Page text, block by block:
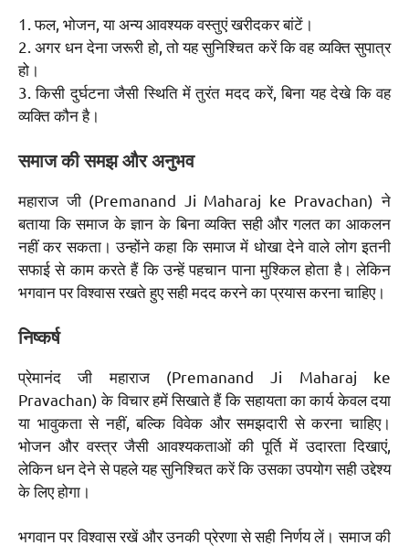
1. फल, भोजन, या अन्य आवश्यक वस्तुएं खरीदकर बांटें।
2. अगर धन देना जरूरी हो, तो यह सुनिश्चित करें कि वह व्यक्ति सुपात्र
हो।
3. किसी दुर्घटना जैसी स्थिति में तुरंत मदद करें, बिना यह देखे कि वह
व्यक्ति कौन है।
समाज की समझ और अनुभव
महाराज जी (Premanand Ji Maharaj ke Pravachan) ने
बताया कि समाज के ज्ञान के बिना व्यक्ति सही और गलत का आकलन
नहीं कर सकता। उन्होंने कहा कि समाज में धोखा देने वाले लोग इतनी
सफाई से काम करते हैं कि उन्हें पहचान पाना मुश्किल होता है। लेकिन
भगवान पर विश्वास रखते हुए सही मदद करने का प्रयास करना चाहिए।
निष्कर्ष
प्रेमानंद जी महाराज (Premanand Ji Maharaj ke
Pravachan) के विचार हमें सिखाते हैं कि सहायता का कार्य केवल दया
या भावुकता से नहीं, बल्कि विवेक और समझदारी से करना चाहिए।
भोजन और वस्त्र जैसी आवश्यकताओं की पूर्ति में उदारता दिखाएं,
लेकिन धन देने से पहले यह सुनिश्चित करें कि उसका उपयोग सही उद्देश्य
के लिए होगा।
भगवान पर विश्वास रखें और उनकी प्रेरणा से सही निर्णय लें। समाज की